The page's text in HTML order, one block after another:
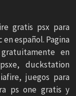
gratis psx para
español. Pagina
en
duckstation
juegos para
ps one gratis y